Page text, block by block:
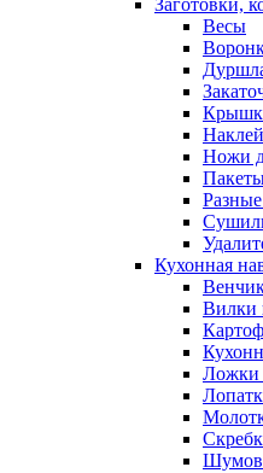
Заготовки,
Весы
Ножи
Кухонная
Вилки
Ложки